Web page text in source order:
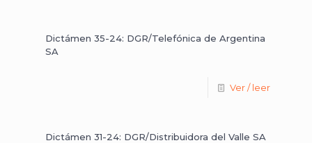
Dictámen 35-24: DGR/Telefónica de Argentina
SA
Ver / leer
Dictámen 31-24: DGR/Distribuidora del Valle SA